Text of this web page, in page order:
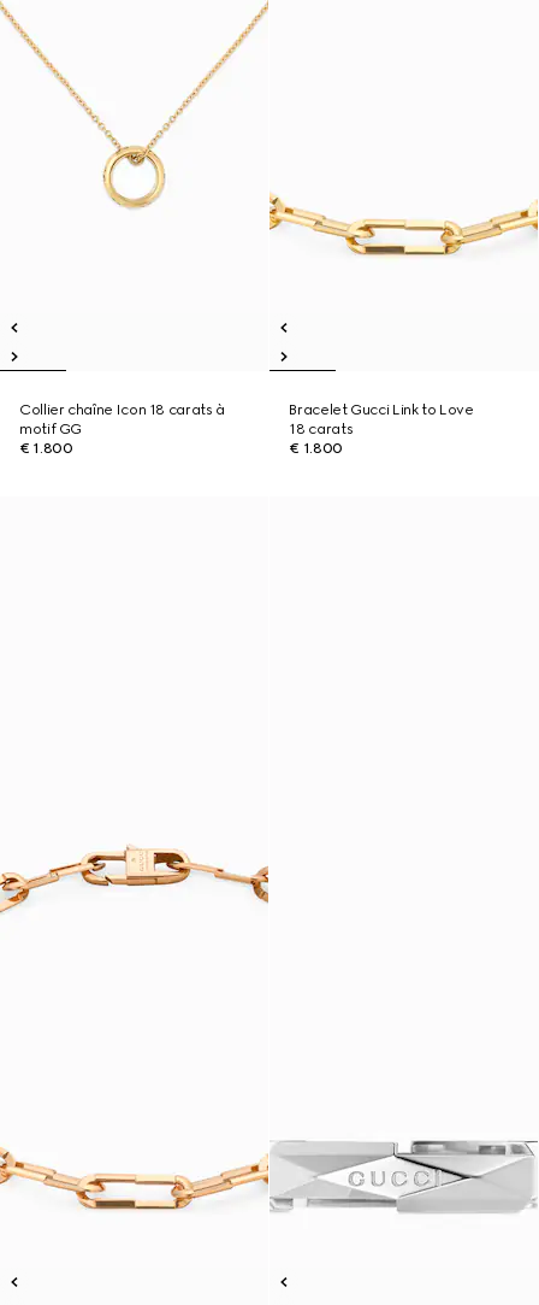
Collier chaîne Icon 18 carats à
motif GG
€ 1.800
Bracelet Gucci Link to Love
18 carats
€ 1.800